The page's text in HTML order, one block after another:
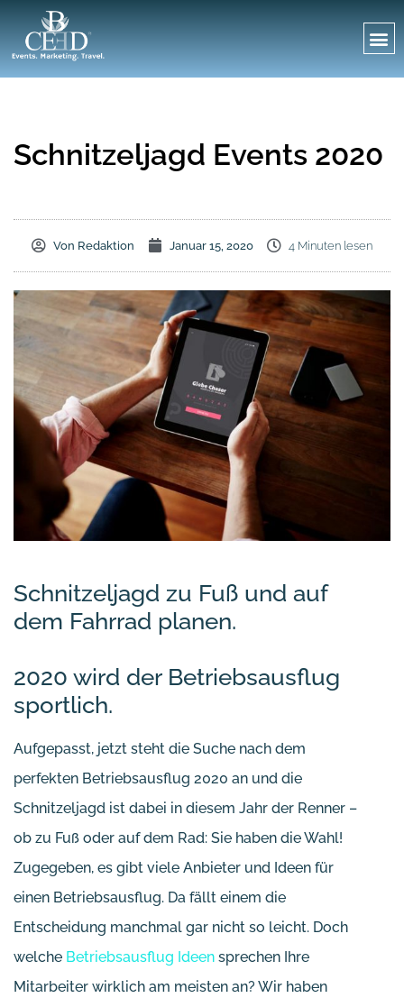
Schnitzeljagd Events 2020
Von Redaktion Januar 15, 2020 4 Minuten lesen
Schnitzeljagd zu Fuß und auf
dem Fahrrad planen.
2020 wird der Betriebsausflug
sportlich.
Aufgepasst, jetzt steht die Suche nach dem
perfekten Betriebsausflug 2020 an und die
Schnitzeljagd ist dabei in diesem Jahr der Renner –
ob zu Fuß oder auf dem Rad: Sie haben die Wahl!
Zugegeben, es gibt viele Anbieter und Ideen für
einen Betriebsausflug. Da fällt einem die
Entscheidung manchmal gar nicht so leicht. Doch
welche Betriebsausflug Ideen sprechen Ihre
Mitarbeiter wirklich am meisten an? Wir haben